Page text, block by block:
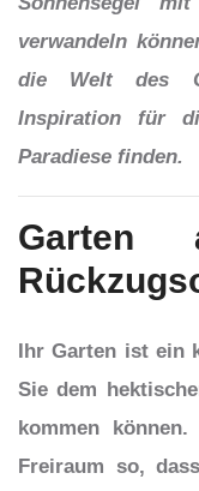
verwandeln
die Welt des
Inspiration für
Paradiese finden.
Garten
Ihr Garten ist ein
Sie dem
kommen
Freiraum so,